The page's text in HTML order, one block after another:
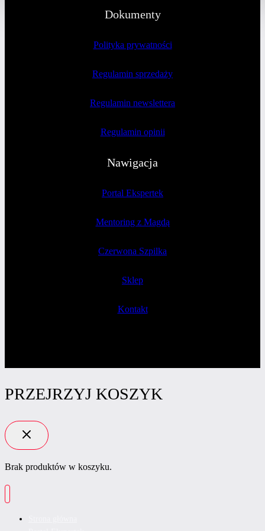
Dokumenty
Polityka prywatności
Regulamin sprzedaży
Regulamin newslettera
Regulamin opinii
Nawigacja
Portal Ekspertek
Mentoring z Magdą
Czerwona Szpilka
Sklep
Kontakt
PRZEJRZYJ KOSZYK
Brak produktów w koszyku.